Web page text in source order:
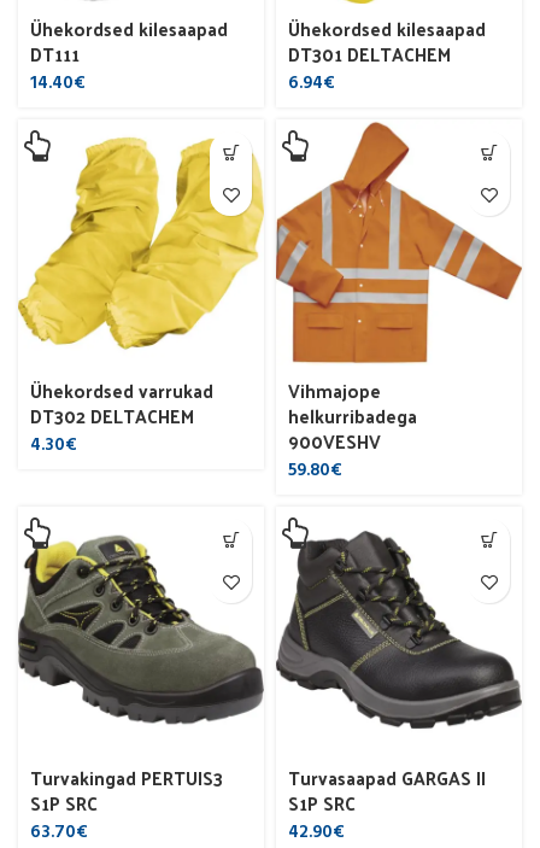
Ühekordsed kilesaapad
DT111
14.40€
Ühekordsed kilesaapad
DT301 DELTACHEM
6.94€
Ühekordsed varrukad
DT302 DELTACHEM
4.30€
Vihmajope
helkurribadega
900VESHV
59.80€
Turvakingad PERTUIS3
S1P SRC
63.70€
Turvasaapad GARGAS II
S1P SRC
42.90€